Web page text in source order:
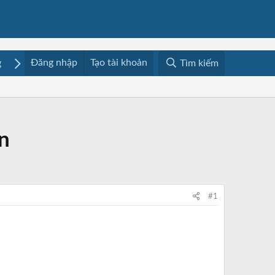
Mua bán Media Resources
Đăng nhập Tạo tài khoản Tìm kiếm
#1